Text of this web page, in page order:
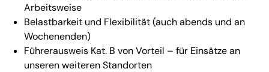
Arbeitsweise
Belastbarkeit und Flexibilität (auch abends und an
Wochenenden)
Führerausweis Kat. B von Vorteil – für Einsätze an
unseren weiteren Standorten